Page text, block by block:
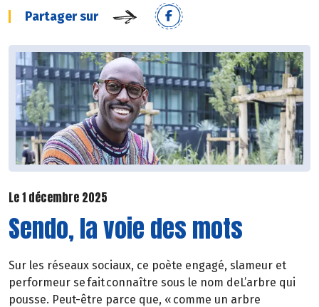
Partager sur
Le 1 décembre 2025
Sendo, la voie des mots
Sur les réseaux sociaux, ce poète engagé, slameur et
performeur se fait connaître sous le nom deL’arbre qui
pousse. Peut-être parce que, « comme un arbre